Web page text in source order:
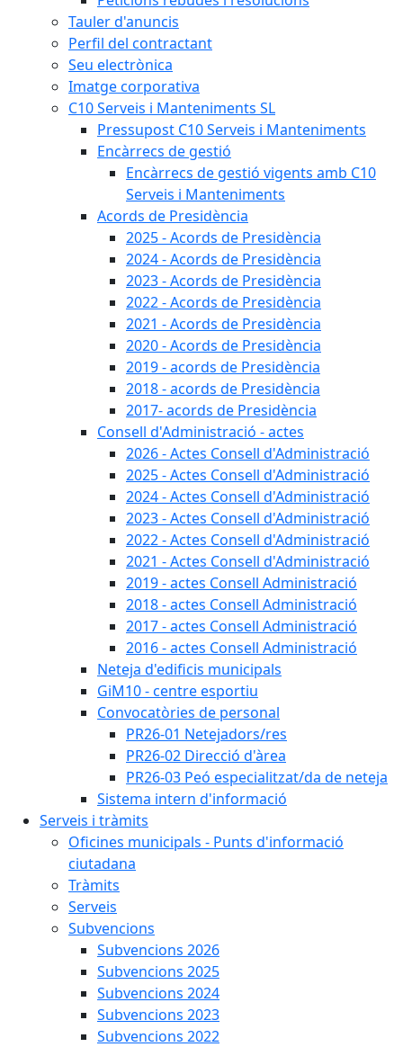
Tauler d'anuncis
Perfil del contractant
Seu electrònica
Imatge corporativa
C10 Serveis i Manteniments SL
Pressupost C10 Serveis i Manteniments
Encàrrecs de gestió
Encàrrecs de gestió vigents amb C10
Serveis i Manteniments
Acords de Presidència
2025 - Acords de Presidència
2024 - Acords de Presidència
2023 - Acords de Presidència
2022 - Acords de Presidència
2021 - Acords de Presidència
2020 - Acords de Presidència
2019 - acords de Presidència
2018 - acords de Presidència
2017- acords de Presidència
Consell d'Administració - actes
2026 - Actes Consell d'Administració
2025 - Actes Consell d'Administració
2024 - Actes Consell d'Administració
2023 - Actes Consell d'Administració
2022 - Actes Consell d'Administració
2021 - Actes Consell d'Administració
2019 - actes Consell Administració
2018 - actes Consell Administració
2017 - actes Consell Administració
2016 - actes Consell Administració
Neteja d'edificis municipals
GiM10 - centre esportiu
Convocatòries de personal
PR26-01 Netejadors/res
PR26-02 Direcció d'àrea
PR26-03 Peó especialitzat/da de neteja
Sistema intern d'informació
Serveis i tràmits
Oficines municipals - Punts d'informació
ciutadana
Tràmits
Serveis
Subvencions
Subvencions 2026
Subvencions 2025
Subvencions 2024
Subvencions 2023
Subvencions 2022